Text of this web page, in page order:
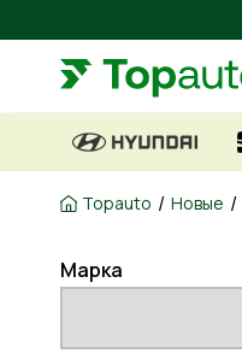
Topauto / Новые /
Марка